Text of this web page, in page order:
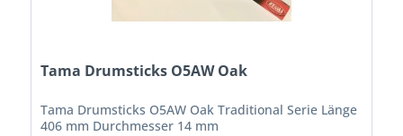
Tama Drumsticks O5AW Oak
Tama Drumsticks O5AW Oak Traditional Serie Länge
406 mm Durchmesser 14 mm